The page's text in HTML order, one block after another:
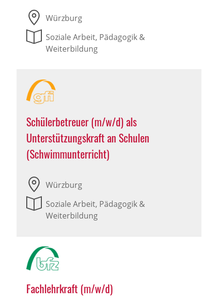
Würzburg
Soziale Arbeit, Pädagogik &
Weiterbildung
Schülerbetreuer (m/w/d) als
Unterstützungskraft an Schulen
(Schwimmunterricht)
Würzburg
Soziale Arbeit, Pädagogik &
Weiterbildung
Fachlehrkraft (m/w/d)